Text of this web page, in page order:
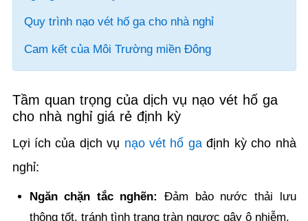
Quy trình nạo vét hố ga cho nhà nghỉ
Cam kết của Môi Trường miền Đông
Tầm quan trọng của dịch vụ nạo vét hố ga
cho nhà nghỉ giá rẻ định kỳ
Lợi ích của dịch vụ nạo vét hố gađịnh kỳ cho nhà
nghỉ:
Ngăn chặn tắc nghẽn: Đảm bảo nước thải lưu
thông tốt, tránh tình trạng tràn ngược gây ô nhiễm.